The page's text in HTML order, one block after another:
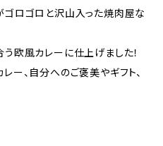
ゴロゴロと沢山入った焼肉屋な
欧風カレーに仕上げました！
ー、自分へのご褒美やギフト、